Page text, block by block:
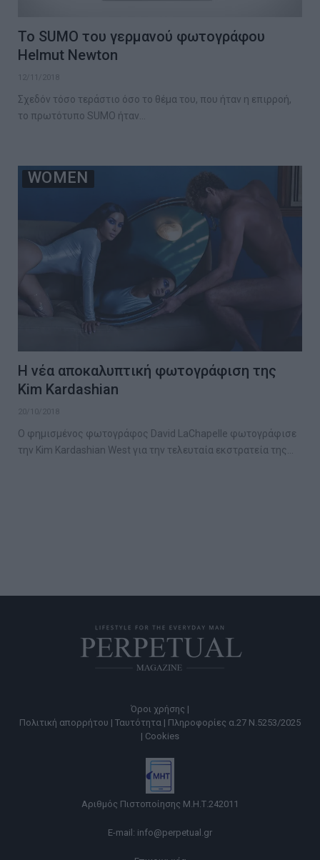
Το SUMO του γερμανού φωτογράφου
Helmut Newton
12/11/2018
Σχεδόν τόσο τεράστιο όσο το θέμα του, που ήταν η επιρροή,
το πρωτότυπο SUMO ήταν…
WOMEN
Η νέα αποκαλυπτική φωτογράφιση της
Kim Kardashian
20/10/2018
Ο φημισμένος φωτογράφος David LaChapelle φωτογράφισε
την Kim Kardashian West για την τελευταία εκστρατεία της…
Όροι χρήσης |
Πολιτική απορρήτου | Ταυτότητα | Πληροφορίες α.27 Ν.5253/2025
| Cookies
Αριθμός Πιστοποίησης Μ.Η.Τ.242011
E-mail: info@perpetual.gr